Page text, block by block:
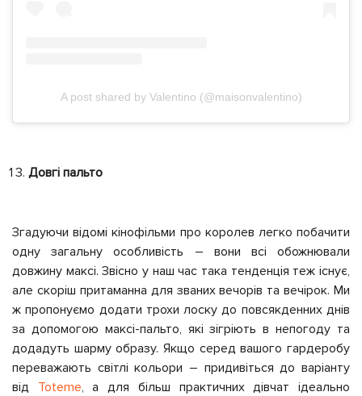
A post shared by Valentino (@maisonvalentino)
Довгі пальто
Згадуючи відомі кінофільми про королев легко побачити
одну загальну особливість – вони всі обожнювали
довжину максі. Звісно у наш час така тенденція теж існує,
але скоріш притаманна для званих вечорів та вечірок. Ми
ж пропонуємо додати трохи лоску до повсякденних днів
за допомогою максі-пальто, які зігріють в непогоду та
додадуть шарму образу. Якщо серед вашого гардеробу
переважають світлі кольори – придивіться до варіанту
від Toteme, а для більш практичних дівчат ідеально